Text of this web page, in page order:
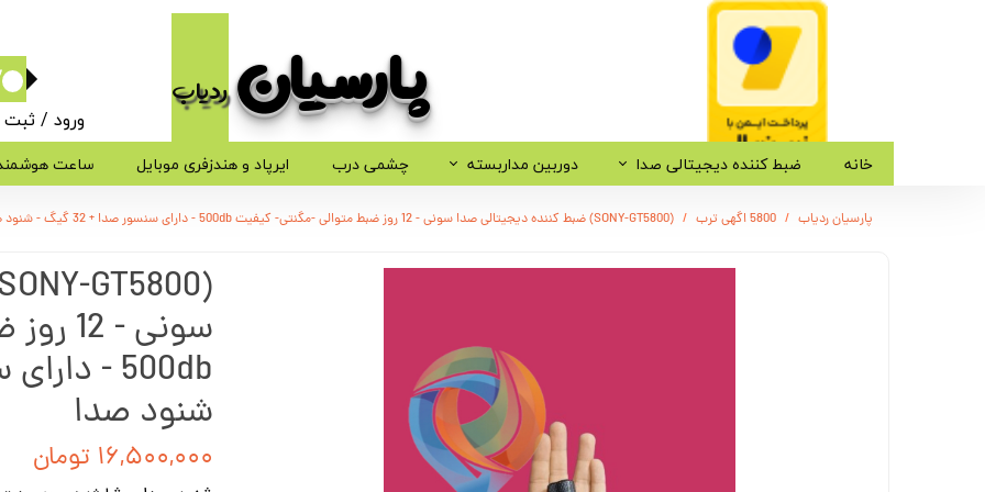
پارسیان​​​​​​​ردیاب
ورود /ثبت
حساب
خروج از
خانه ضبط کننده دیجیتالی صدا دوربین مداربسته چشمی درب ایرپاد و هندزفری موبایل ساعت
پارسیان ردیاب 5800 اگهی ترب (SONY-GT5800) ضبط کننده دیجیتالی صدا سونی - 12 روز ضبط متوالی -مگنتی- کیفیت 500db - دارای سنسور صدا + 32 گیگ - شنود صدا
سونی
شنود صدا
۱۶,۵۰۰,۰۰۰ تومان